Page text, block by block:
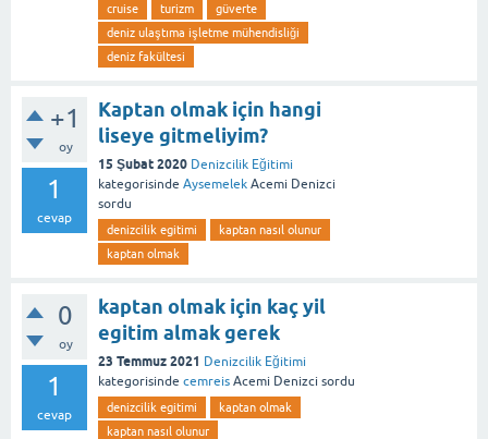
cruise turizm
güverte
deniz ulaştıma işletme mühendisliği
deniz fakültesi
+1
oy
1
cevap
Kaptan olmak için hangi
liseye gitmeliyim?
15 Şubat 2020 Denizcilik Eğitimi
kategorisinde Aysemelek Acemi Denizci
sordu
denizcilik egitimi
kaptan nasıl olunur
kaptan olmak
0
oy
1
cevap
kaptan olmak için kaç yil
egitim almak gerek
23 Temmuz 2021 Denizcilik Eğitimi
kategorisinde cemreis Acemi Denizci sordu
denizcilik egitimi
kaptan olmak
kaptan nasıl olunur